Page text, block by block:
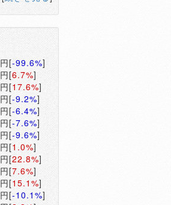
円[-99.6%]
円[6.7%]
円[17.6%]
円[-9.2%]
円[-6.4%]
円[-7.6%]
円[-9.6%]
円[1.0%]
円[22.8%]
円[7.6%]
円[15.1%]
円[-10.1%]